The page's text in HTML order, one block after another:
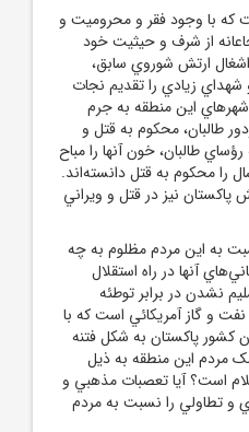
که با وجود فقر و محروميت و
از شرف و حيثيت خود
ارتش شوروي سابق،
زيادي را تقديم نجات
شهرهاي اين منطقه به جرم
طالبان، محکوم به قتل و
طالبان، خون آنها را مباح
را محکوم به قتل دانسته‌اند.
پاکستان نيز در قتل و ويراني
به اين مردم مظلوم به چه
آنها در راه استقلال
نشدن در برابر توطئه‌
و گاز آمريکائي است که با
کشور پاکستان به شکل فتنه‌
مردم اين منطقه به ذيل
است؟ آيا تعصبات مذهبي و
تطاولي را نسبت به مردم